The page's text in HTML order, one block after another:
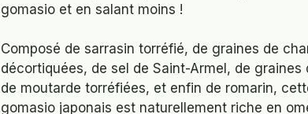
gomasio et en salant moins !
Composé de sarrasin torréfié, de graines de
décortiquées, de sel de Saint-Armel, de graines
de moutarde torréfiées, et enfin de romarin,
gomasio japonais est naturellement riche en